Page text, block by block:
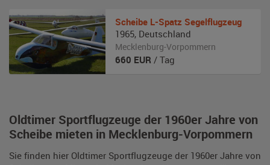
Oldtimer Sportflugzeuge der 1960er Jahre von
Scheibe mieten in Mecklenburg-Vorpommern
Sie finden hier Oldtimer Sportflugzeuge der 1960er Jahre von
Scheibe L-Spatz Segelflugzeug
1965, Deutschland
Mecklenburg-Vorpommern
660 EUR / Tag